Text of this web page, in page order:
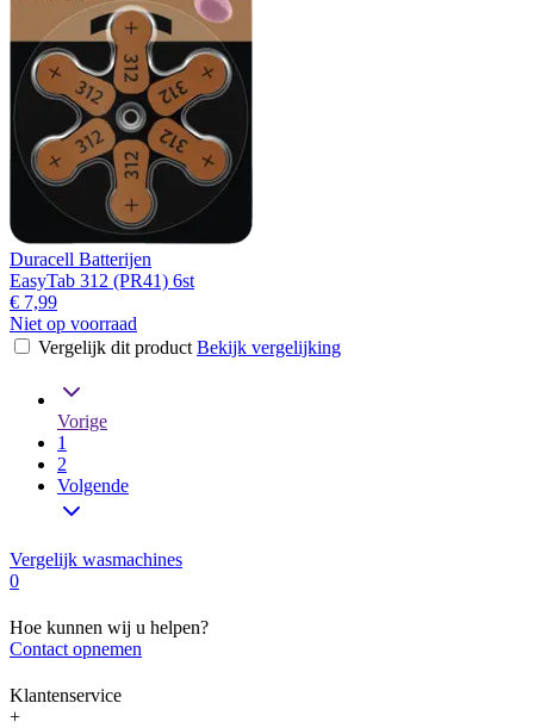
Duracell Batterijen
EasyTab 312 (PR41) 6st
€ 7,99
Niet op voorraad
Vergelijk dit product Bekijk vergelijking
Vorige
1
2
Volgende
Vergelijk wasmachines
0
Hoe kunnen wij u helpen?
Contact opnemen
Klantenservice
+